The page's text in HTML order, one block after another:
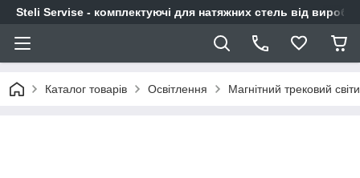
Steli Servise - комплектуючі для натяжних стель від
Каталог товарів Освітлення Магнітний трековий